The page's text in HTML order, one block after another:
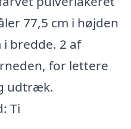
77,5 cm i højden
i bredde. 2 af
for lettere
udtræk.
Ti